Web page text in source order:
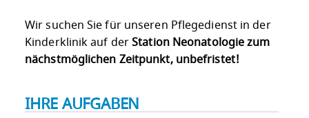
Wir suchen Sie für unseren Pflegedienst in der
Kinderklinik auf derStation Neonatologiezum
nächstmöglichen Zeitpunkt, unbefristet!
IHRE AUFGABEN